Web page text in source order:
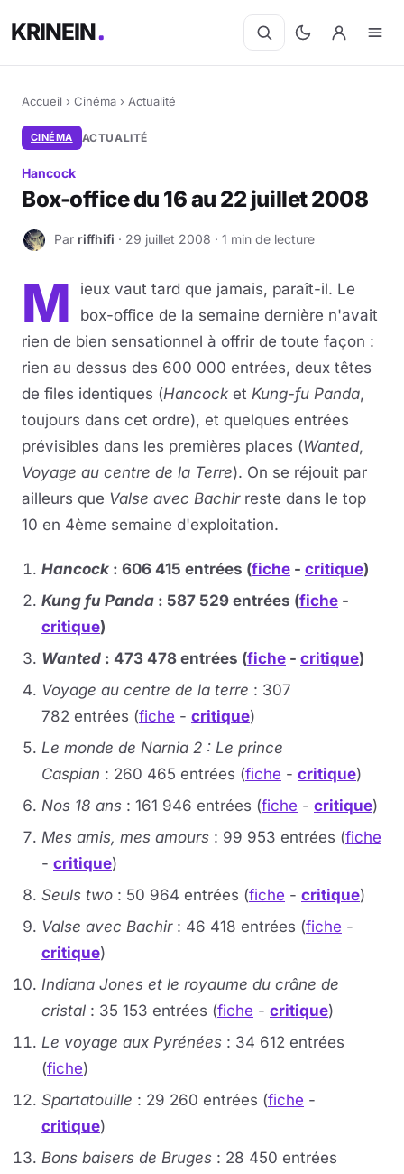
KRINEIN
Accueil › Cinéma › Actualité
CINÉMA ACTUALITÉ
Hancock
Box-office du 16 au 22 juillet 2008
R Par riffhifi · 29 juillet 2008 · 1 min de lecture
M
ieux vaut tard que jamais, paraît-il. Le
box-office de la semaine dernière n'avait
rien de bien sensationnel à offrir de toute façon :
rien au dessus des 600 000 entrées, deux têtes
de files identiques (Hancock et Kung-fu Panda,
toujours dans cet ordre), et quelques entrées
prévisibles dans les premières places (Wanted,
Voyage au centre de la Terre). On se réjouit par
ailleurs que Valse avec Bachirreste dans le top
10 en 4ème semaine d'exploitation.
Hancock : 606 415 entrées (fiche - critique)
Kung fu Panda : 587 529 entrées (fiche -
critique)
Wanted : 473 478 entrées (fiche - critique)
Voyage au centre de la terre : 307
782 entrées (fiche - critique)
Le monde de Narnia 2 : Le prince
Caspian : 260 465 entrées (fiche - critique)
Nos 18 ans : 161 946 entrées (fiche - critique)
Mes amis, mes amours : 99 953 entrées (fiche
- critique)
Seuls two : 50 964 entrées (fiche - critique)
Valse avec Bachir: 46 418 entrées (fiche -
critique)
Indiana Jones et le royaume du crâne de
cristal : 35 153 entrées (fiche - critique)
Le voyage aux Pyrénées : 34 612 entrées
(fiche)
Spartatouille : 29 260 entrées (fiche -
critique)
Bons baisers de Bruges : 28 450 entrées